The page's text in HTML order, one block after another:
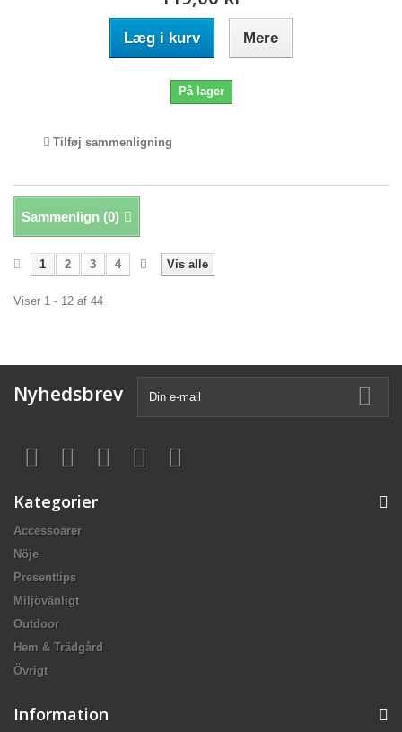
Læg i kurv Mere
På lager
Tilføj sammenligning
Sammenlign (0)
Vis alle
1 2 3 4
Viser 1 - 12 af 44
Nyhedsbrev
Kategorier
Accessoarer
Nöje
Presenttips
Miljövänligt
Outdoor
Hem & Trädgård
Övrigt
Information